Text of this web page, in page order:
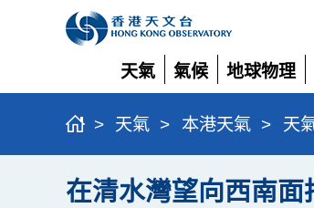
天氣
展
開
氣候
展
開
地球物理
展
開
> 天氣 > 本港天氣 > 天
在清水灣望向西南面